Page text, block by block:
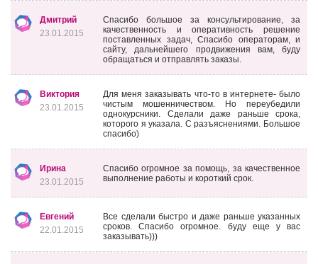
Дмитрий
23.01.2015
Спасибо большое за консультирование, за
качественность и оперативность решение
поставленных задач, Спасибо операторам, и
сайту, дальнейшего продвижения вам, буду
обращаться и отправлять заказы.
Виктория
23.01.2015
Для меня заказывать что-то в интернете- было
чистым мошенничеством. Но переубедили
однокурсники. Сделали даже раньше срока,
которого я указала. С разъяснениями. Большое
спасибо)
Ирина
23.01.2015
Спасибо огромное за помощь, за качественное
выполнение работы и короткий срок.
Евгений
22.01.2015
Все сделали быстро и даже раньше указанных
сроков. Спасибо огромное. буду еще у вас
заказывать)))